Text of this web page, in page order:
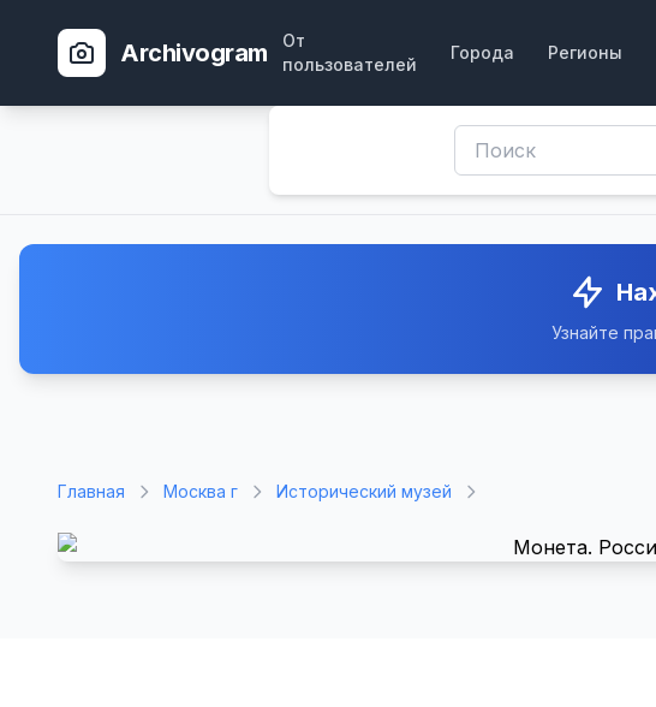
Archivogram
От
пользователей
Города Регионы
Узнайте
Главная Москва г Исторический музей